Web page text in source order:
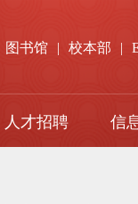
|
校本部
|
图书馆
人才招聘 信